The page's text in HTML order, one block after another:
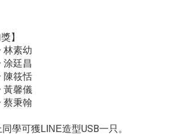
】
林素幼
涂廷昌
陳筱恬
黃馨儀
蔡秉翰
同學可獲LINE造型USB一只。